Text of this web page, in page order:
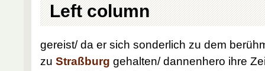
Left column
gereist/ da er sich sonderlich zu dem
zu Straßburg gehalten/ dannenhero ihre